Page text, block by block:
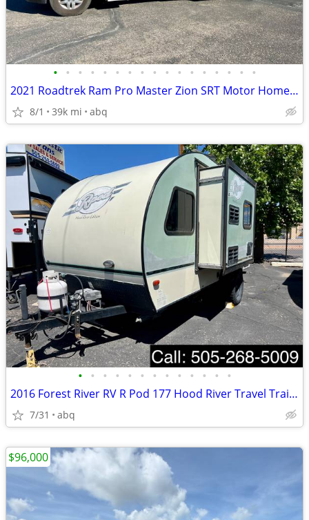
• • • • • • • • • • • • • • • • •
2021 Roadtrek Ram Pro Master Zion SRT Motor Home Class B
8/1 39k mi abq
• • • • • • • • • • • • •
2016 Forest River RV R Pod 177 Hood River Travel Trailer
7/31 abq
$96,000